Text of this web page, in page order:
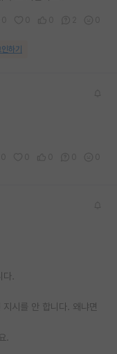
하기
.
시를 안 합니다. 왜냐면
.